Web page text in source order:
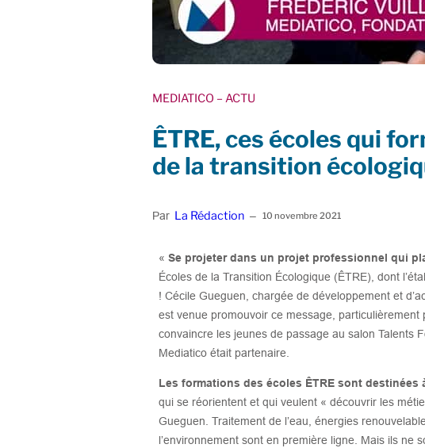
MEDIATICO – ACTU
ÊTRE, ces écoles qui
de la transition
Par La Rédaction – 10 novembre 2021
« Se projeter dans un projet professionnel qui
Écoles de la Transition Écologique (ÊTRE), dont
! Cécile Gueguen, chargée de développement et
est venue promouvoir ce message,
convaincre les jeunes de passage au salon Talents
Mediatico était partenaire.
Les formations des écoles ÊTRE sont
qui se réorientent et qui veulent « découvrir les
Gueguen. Traitement de l’eau, énergies
l’environnement sont en première ligne. Mais ils ne